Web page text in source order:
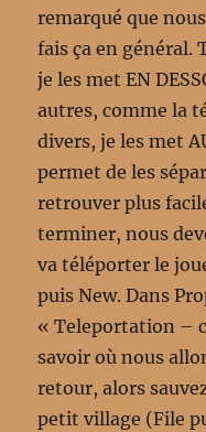
remarqué que
fais ça en général.
je les met EN
autres, comme la
divers, je les met
permet de les
retrouver plus
terminer, nous
va téléporter le
puis New. Dans
« Teleportation –
savoir où nous
retour, alors
petit village (File